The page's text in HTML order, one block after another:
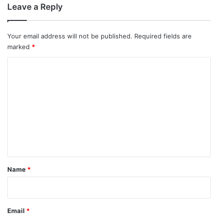
Leave a Reply
Your email address will not be published. Required fields are
marked *
*
Name *
Email *